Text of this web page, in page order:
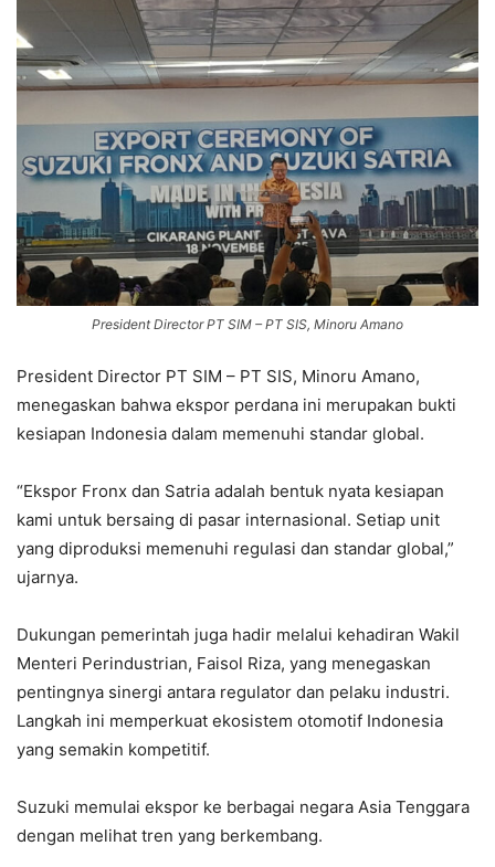
President Director PT SIM – PT SIS, Minoru Amano
President Director PT SIM – PT SIS, Minoru Amano,
menegaskan bahwa ekspor perdana ini merupakan bukti
kesiapan Indonesia dalam memenuhi standar global.
“Ekspor Fronx dan Satria adalah bentuk nyata kesiapan
kami untuk bersaing di pasar internasional. Setiap unit
yang diproduksi memenuhi regulasi dan standar global,”
ujarnya.
Dukungan pemerintah juga hadir melalui kehadiran Wakil
Menteri Perindustrian, Faisol Riza, yang menegaskan
pentingnya sinergi antara regulator dan pelaku industri.
Langkah ini memperkuat ekosistem otomotif Indonesia
yang semakin kompetitif.
Suzuki memulai ekspor ke berbagai negara Asia Tenggara
dengan melihat tren yang berkembang.